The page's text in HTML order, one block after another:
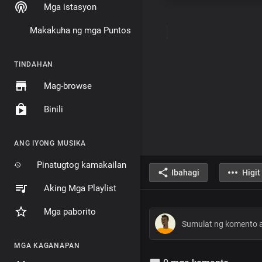
Mga istasyon
Makakuha ng mga Puntos
TINDAHAN
Mag-browse
Binili
ANG IYONG MUSIKA
Pinatugtog kamakailan
Aking Mga Playlist
Mga paborito
MGA KAGANAPAN
Ibahagi Higit